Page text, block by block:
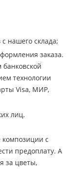
нашего склада;
заказа.
технологии
Visa, МИР,
лиц.
с
предоплату. А
за цветы,